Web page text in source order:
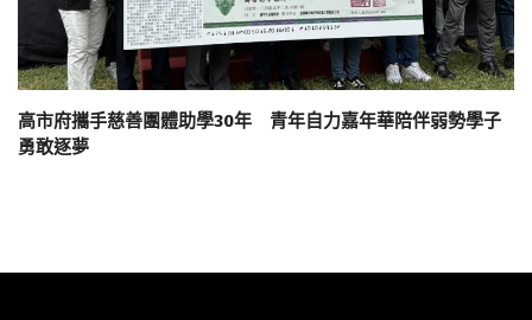
高市府攜手慈善團體助學30年 青年自力嘉年華陪伴弱勢學子
勇敢逐夢